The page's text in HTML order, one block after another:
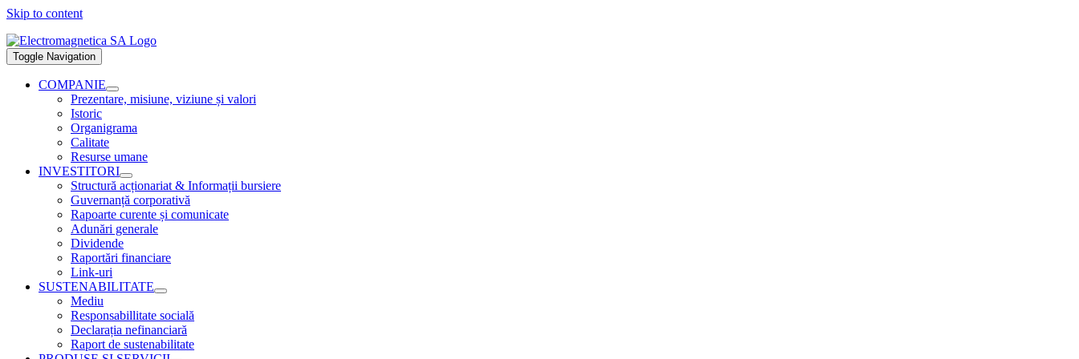
Skip to content
Toggle Navigation
COMPANIE
Prezentare, misiune, viziune și valori
Istoric
Organigrama
Calitate
Resurse umane
INVESTITORI
Structură acționariat & Informații bursiere
Guvernanță corporativă
Rapoarte curente și comunicate
Adunări generale
Dividende
Raportări financiare
Link-uri
SUSTENABILITATE
Mediu
Responsabillitate socială
Declarația nefinanciară
Raport de sustenabilitate